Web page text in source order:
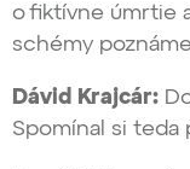
o fiktívne úmrtie
schémy
Dávid Krajcár:
Spomínal si teda